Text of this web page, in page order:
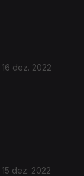
16 dez. 2022
15 dez. 2022